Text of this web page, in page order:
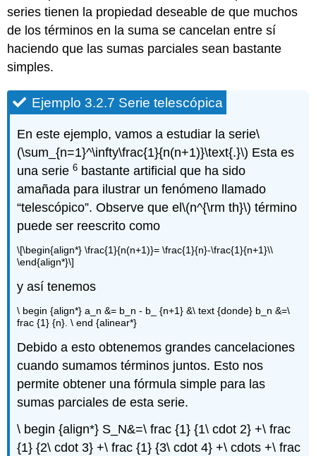
series tienen la propiedad deseable de que muchos
de los términos en la suma se cancelan entre sí
haciendo que las sumas parciales sean bastante
simples.
Ejemplo 3.2.7 Serie telescópica
En este ejemplo, vamos a estudiar la serie\
(\sum_{n=1}^\infty\frac{1}{n(n+1)}\text{.}\) Esta es
una serie6 bastante artificial que ha sido
amañada para ilustrar un fenómeno llamado
“telescópico”. Observe que el\(n^{\rm th}\) término
puede ser reescrito como
\[\begin{align*} \frac{1}{n(n+1)}= \frac{1}{n}-\frac{1}{n+1}\\
\end{align*}\]
y así tenemos
\ begin {align*} a_n &= b_n - b_ {n+1} &\ text {donde} b_n &=\
frac {1} {n}. \ end {alinear*}
Debido a esto obtenemos grandes cancelaciones
cuando sumamos términos juntos. Esto nos
permite obtener una fórmula simple para las
sumas parciales de esta serie.
\ begin {align*} S_N&=\ frac {1} {1\ cdot 2} +\ frac
{1} {2\ cdot 3} +\ frac {1} {3\ cdot 4} +\ cdots +\ frac